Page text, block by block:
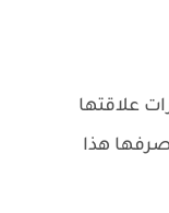
علاقتها
هذا